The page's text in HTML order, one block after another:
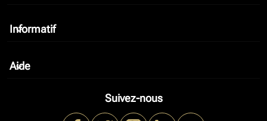
Informatif
keyboard_arrow_down
Aide
keyboard_arrow_down
Suivez-nous